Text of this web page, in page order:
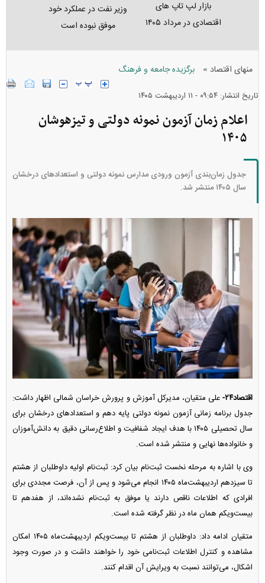
بازار لپ‌ تاپ‌ های
اقتصادی در مرداد ۱۴۰۵
وزیر نفت در عملکرد خود
موفق نبوده است
منهای اقتصاد » برگزیده جامعه و فرهنگ
تاریخ انتشار: ۰۹:۵۴ - ۱۱ ارديبهشت ۱۴۰۵
اعلام زمان‌ آزمون نمونه دولتی و تیزهوشان
۱۴۰۵
جدول زمان‌بندی آزمون ورودی مدارس نمونه دولتی و استعداد‌های درخشان
سال ۱۴۰۵ منتشر شد.
اقتصاد۲۴-
علی متقیان، مدیرکل آموزش و پرورش خراسان شمالی اظهار داشت:
جدول برنامه زمانی آزمون نمونه دولتی پایه دهم و استعداد‌های درخشان برای
سال تحصیلی ۱۴۰۵ با هدف ایجاد شفافیت و اطلاع‌رسانی دقیق به دانش‌آموزان
و خانواده‌ها نهایی و منتشر شده است.
وی با اشاره به مرحله نخست ثبت‌نام بیان کرد: ثبت‌نام اولیه داوطلبان از هشتم
تا سیزدهم اردیبهشت‌ماه ۱۴۰۵ انجام می‌شود و پس از آن، فرصت مجددی برای
افرادی که اطلاعات ناقص دارند یا موفق به ثبت‌نام نشده‌اند، از هفدهم تا
بیست‌ویکم همان ماه در نظر گرفته شده است.
متقیان ادامه داد: داوطلبان از هشتم تا بیست‌ویکم اردیبهشت‌ماه ۱۴۰۵ امکان
مشاهده و کنترل اطلاعات ثبت‌نامی خود را خواهند داشت و در صورت وجود
اشکال، می‌توانند نسبت به ویرایش آن اقدام کنند.